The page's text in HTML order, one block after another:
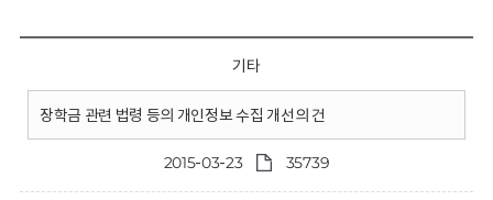
기타
장학금 관련 법령 등의 개인정보 수집 개선의 건
2015-03-23 35739